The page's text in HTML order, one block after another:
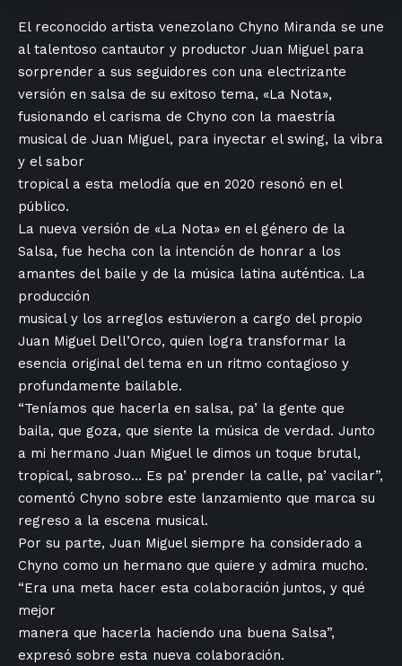
El reconocido artista venezolano Chyno Miranda se une
al talentoso cantautor y productor Juan Miguel para
sorprender a sus seguidores con una electrizante
versión en salsa de su exitoso tema, «La Nota»,
fusionando el carisma de Chyno con la maestría
musical de Juan Miguel, para inyectar el swing, la vibra
y el sabor
tropical a esta melodía que en 2020 resonó en el
público.
La nueva versión de «La Nota» en el género de la
Salsa, fue hecha con la intención de honrar a los
amantes del baile y de la música latina auténtica. La
producción
musical y los arreglos estuvieron a cargo del propio
Juan Miguel Dell’Orco, quien logra transformar la
esencia original del tema en un ritmo contagioso y
profundamente bailable.
“Teníamos que hacerla en salsa, pa’ la gente que
baila, que goza, que siente la música de verdad. Junto
a mi hermano Juan Miguel le dimos un toque brutal,
tropical, sabroso… Es pa’ prender la calle, pa’ vacilar”,
comentó Chyno sobre este lanzamiento que marca su
regreso a la escena musical.
Por su parte, Juan Miguel siempre ha considerado a
Chyno como un hermano que quiere y admira mucho.
“Era una meta hacer esta colaboración juntos, y qué
mejor
manera que hacerla haciendo una buena Salsa”,
expresó sobre esta nueva colaboración.